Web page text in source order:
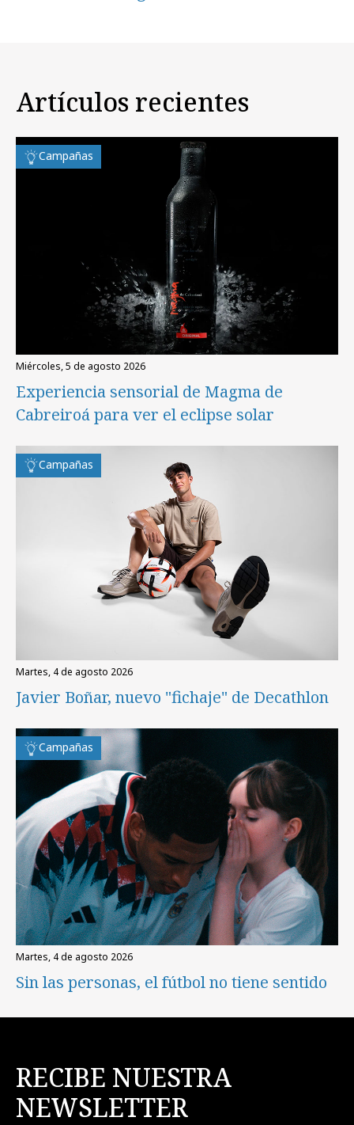
Artículos recientes
Campañas
miércoles, 5 de agosto 2026
Experiencia sensorial de Magma de
Cabreiroá para ver el eclipse solar
Campañas
martes, 4 de agosto 2026
Javier Boñar, nuevo "fichaje" de Decathlon
Campañas
martes, 4 de agosto 2026
Sin las personas, el fútbol no tiene sentido
RECIBE NUESTRA
NEWSLETTER